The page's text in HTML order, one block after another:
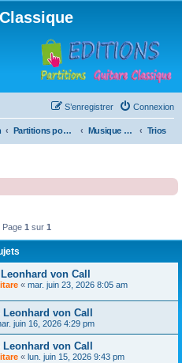
Connexion
S’enregistrer
Partitions pour guitare en libre téléchargement Musique d'ensemble Trios
Page 1 sur 1
von Call
« mar. juin 23, 2026 8:05 am
von Call
juin 16, 2026 4:29 pm
von Call
« lun. juin 15, 2026 9:43 pm